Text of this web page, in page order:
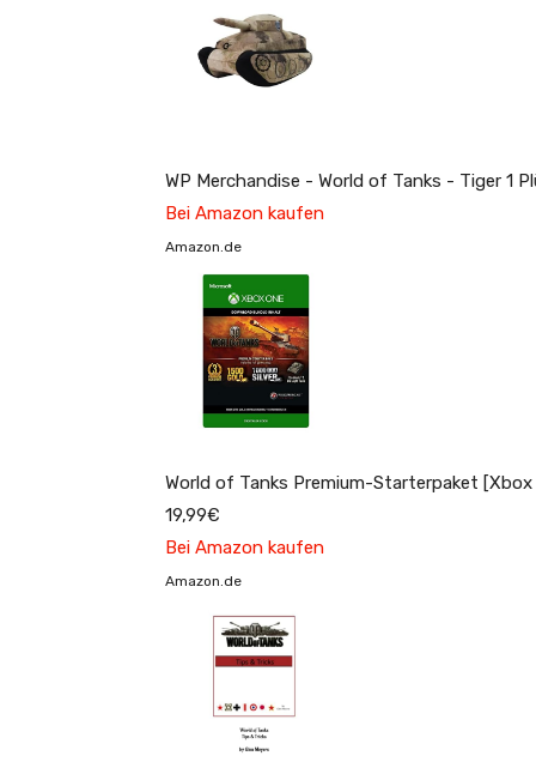
WP Merchandise - World of Tanks - Tiger 1
Bei Amazon kaufen
Amazon.de
World of Tanks Premium-Starterpaket
19,99€
Bei Amazon kaufen
Amazon.de